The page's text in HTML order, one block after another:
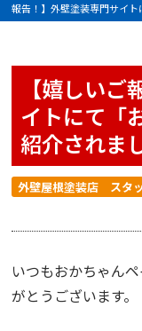
報告！】外壁塗装専門サイ
【嬉しい
イトにて「
紹介されま
外壁屋根塗装店 スタ
いつもおかちゃん
がとうございます。